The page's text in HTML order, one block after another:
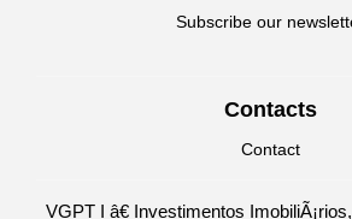
Subscribe our
Contacts
Contact
VGPT I â€ Investimentos